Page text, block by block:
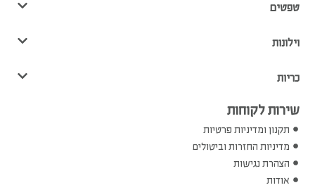
טפטים
וילונות
כריות
שירות לקוחות
תקנון ומדיניות פרטיות
מדיניות החזרות וביטולים
הצהרת נגישות
אודות